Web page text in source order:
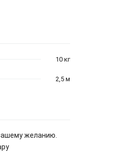
10 кг
2,5 м
желанию.